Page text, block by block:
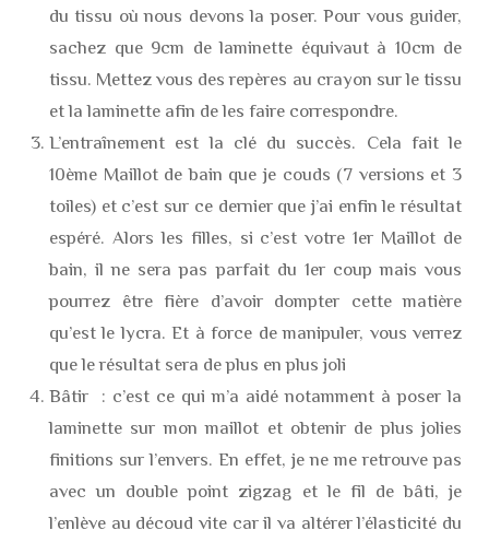
du tissu où nous devons la poser. Pour vous guider,
sachez que 9cm de laminette équivaut à 10cm de
tissu. Mettez vous des repères au crayon sur le tissu
et la laminette afin de les faire correspondre.
L’entraînement est la clé du succès. Cela fait le
10ème Maillot de bain que je couds (7 versions et 3
toiles) et c’est sur ce dernier que j’ai enfin le résultat
espéré. Alors les filles, si c’est votre 1er Maillot de
bain, il ne sera pas parfait du 1er coup mais vous
pourrez être fière d’avoir dompter cette matière
qu’est le lycra. Et à force de manipuler, vous verrez
que le résultat sera de plus en plus joli
Bâtir : c’est ce qui m’a aidé notamment à poser la
laminette sur mon maillot et obtenir de plus jolies
finitions sur l’envers. En effet, je ne me retrouve pas
avec un double point zigzag et le fil de bâti, je
l’enlève au découd vite car il va altérer l’élasticité du